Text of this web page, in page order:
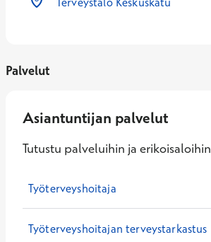
Palvelut
Asiantuntijan palvelut
Tutustu palveluihin ja erikoisaloihin
Työterveyshoitaja
Työterveyshoitajan terveystarkastus